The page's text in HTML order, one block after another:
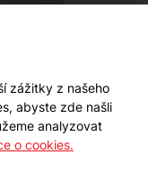
nás
zážitky z našeho
abyste zde našli
analyzovat
o cookies.